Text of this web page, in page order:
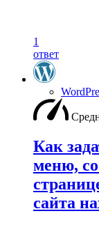
1
ответ
Как
меню,
сайта